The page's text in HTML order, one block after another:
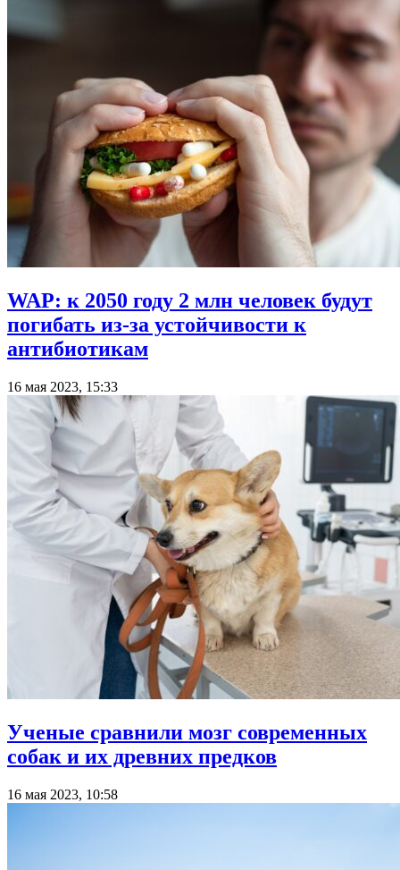
WAP: к 2050 году 2 млн человек будут
погибать из-за устойчивости к
антибиотикам
16 мая 2023, 15:33
Ученые сравнили мозг современных
собак и их древних предков
16 мая 2023, 10:58